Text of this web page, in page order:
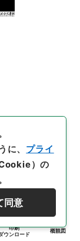
印刷
ウンロード
概観図
に、 プライ
）の
同意